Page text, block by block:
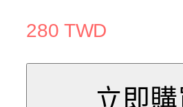
280 TWD